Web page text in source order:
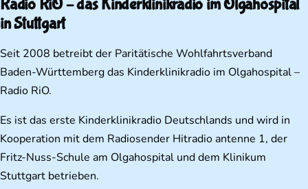
Radio RiO – das Kinderklinikradio im Olgahospital
in Stuttgart
Seit 2008 betreibt der Paritätische Wohlfahrtsverband
Baden-Württemberg das Kinderklinikradio im Olgahospital –
Radio RiO.
Es ist das erste Kinderklinikradio Deutschlands und wird in
Kooperation mit dem Radiosender Hitradio antenne 1, der
Fritz-Nuss-Schule am Olgahospital und dem Klinikum
Stuttgart betrieben.